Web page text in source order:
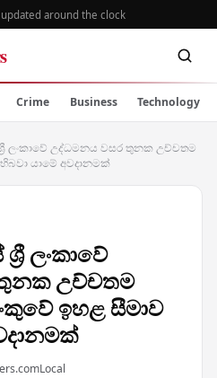
updated around the clock
Crime Business Technology
ලංකාවේ උද්ධමනය වසර තුනක උච්චතම
යාමේ අවදානමක්
ලංකාවේ
උච්චතම
ඉහළ සීමාව
Local